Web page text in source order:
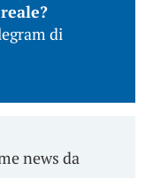
di
news da